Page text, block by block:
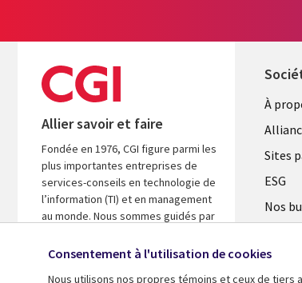
Allier savoir et faire
Fondée en 1976, CGI figure parmi les
plus importantes entreprises de
services-conseils en technologie de
l’information (TI) et en management
au monde. Nous sommes guidés par
d’accélérer le rendement de vos
À
Sites
ESG
Nos
Salle
Consentement à l'utilisation de cookies
Nous utilisons nos propres témoins et ceux de tiers